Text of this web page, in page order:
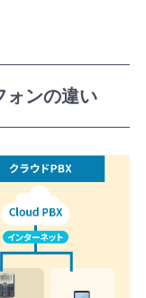
ォンの違い